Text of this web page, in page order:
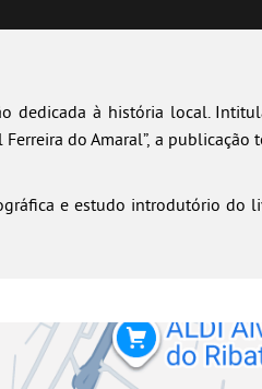
à história local.
do Amaral”, a
e estudo introdutório do